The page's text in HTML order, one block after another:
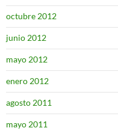
octubre 2012
junio 2012
mayo 2012
enero 2012
agosto 2011
mayo 2011